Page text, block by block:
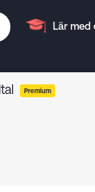
Lär med
Premium